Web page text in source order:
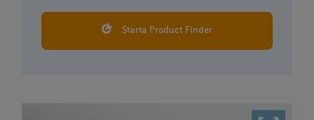
Starta Product Finder